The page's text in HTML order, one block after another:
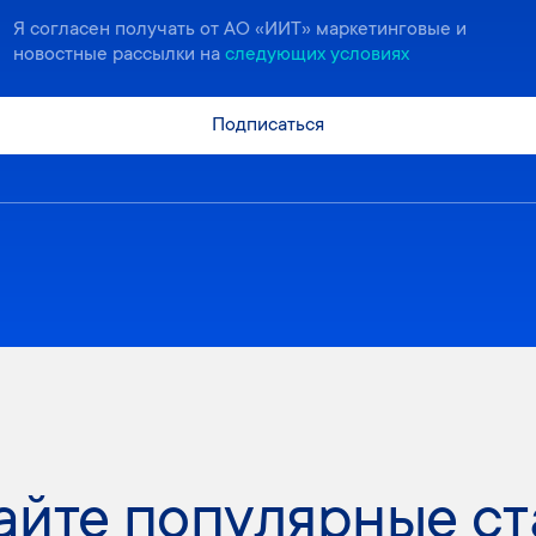
Я согласен получать от АО «ИИТ» маркетинговые и
новостные рассылки на следующих условиях
Подписаться